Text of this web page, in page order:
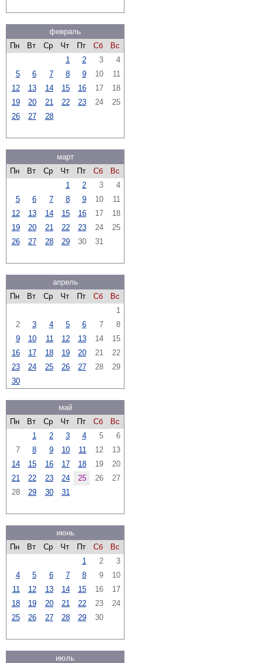
февраль
Пн
Вт Ср Чт Пт Сб
Вс
1
2 3
4
5
6 7 8 9 10
11
12
13 14 15 16 17
18
19
20 21 22 23 24
25
26
27 28
март
Пн
Вт Ср Чт Пт Сб
Вс
1
2 3
4
5
6 7 8 9 10
11
12
13 14 15 16 17
18
19
20 21 22 23 24
25
26
27 28 29 30 31
апрель
Пн
Вт Ср Чт Пт Сб
Вс
1
2
3 4 5 6 7
8
9
10 11 12 13 14
15
16
17 18 19 20 21
22
23
24 25 26 27 28
29
30
май
Пн
Вт Ср Чт Пт Сб
Вс
1
2 3 4 5
6
7
8 9 10 11 12
13
14
15 16 17 18 19
20
21
22 23 24 25 26
27
28
29 30 31
июнь
Пн
Вт Ср Чт Пт Сб
Вс
1
2
3
4
5 6 7 8 9
10
11
12 13 14 15 16
17
18
19 20 21 22 23
24
25
26 27 28 29 30
июль